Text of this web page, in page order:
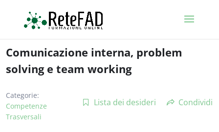
Comunicazione interna, problem
solving e team working
Categorie:
Competenze
Trasversali
Lista dei desideri Condividi